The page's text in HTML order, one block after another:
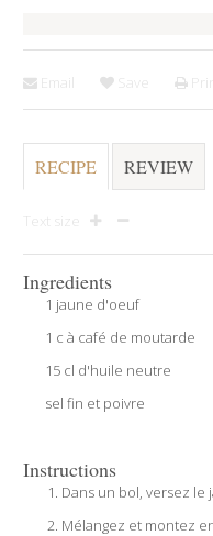
Email Save
RECIPE REVIEW
Text size
Ingredients
1 jaune d'oeuf
1 c à café de moutarde
15 cl d'huile neutre
sel fin et poivre
Instructions
Dans un bol, versez
Mélangez et montez